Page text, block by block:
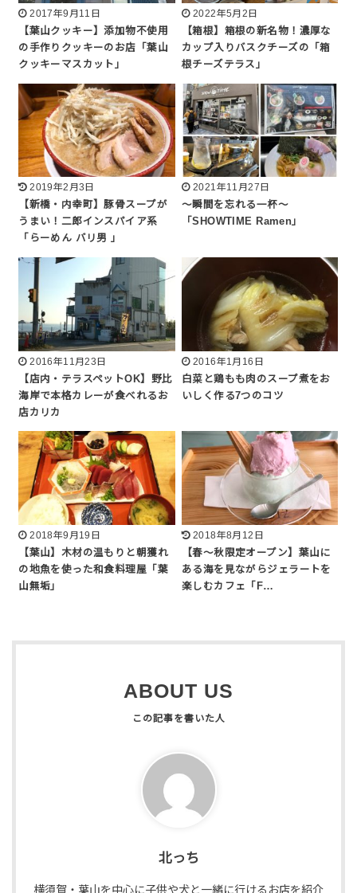
2017年9月11日
【葉山クッキー】添加物不使用
の手作りクッキーのお店「葉山
クッキーマスカット」
2022年5月2日
【箱根】箱根の新名物！濃厚な
カップ入りバスクチーズの「箱
根チーズテラス」
2019年2月3日
【新橋・内幸町】豚骨スープが
うまい！二郎インスパイア系
「らーめん バリ男 」
2021年11月27日
～瞬間を忘れる一杯～
「SHOWTIME Ramen」
2016年11月23日
【店内・テラスペットOK】野比
海岸で本格カレーが食べれるお
店カリカ
2016年1月16日
白菜と鶏もも肉のスープ煮をお
いしく作る7つのコツ
2018年9月19日
【葉山】木材の温もりと朝獲れ
の地魚を使った和食料理屋「葉
山無垢」
2018年8月12日
【春〜秋限定オープン】葉山に
ある海を見ながらジェラートを
楽しむカフェ「F…
ABOUT US
北っち
横須賀・葉山を中心に子供や犬と一緒に行けるお店を紹介